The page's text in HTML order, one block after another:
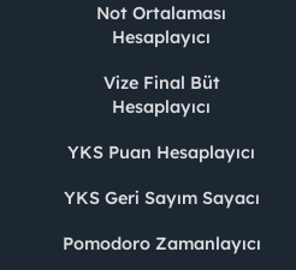
Not Ortalaması
Hesaplayıcı
Vize Final Büt
Hesaplayıcı
YKS Puan Hesaplayıcı
YKS Geri Sayım Sayacı
Pomodoro Zamanlayıcı